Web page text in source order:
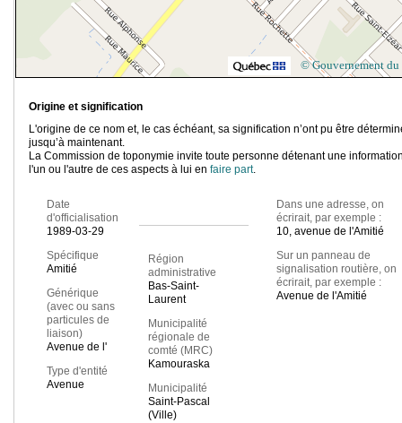
© Gouvernement du
Origine et signification
L'origine de ce nom et, le cas échéant, sa signification n’ont pu être
jusqu’à maintenant.
La Commission de toponymie invite toute personne détenant une
l'un ou l'autre de ces aspects à lui en faire part.
Date
d'officialisation
1989-03-29
Spécifique
Amitié
Générique
(avec ou sans
particules de
liaison)
Avenue de l'
Type d'entité
Avenue
Région
administrative
Bas-Saint-
Laurent
Municipalité
régionale de
comté (MRC)
Kamouraska
Municipalité
Saint-Pascal
(Ville)
Dans une adresse, on
écrirait, par exemple :
10, avenue de l'Amitié
Sur un panneau de
signalisation routière, on
écrirait, par exemple :
Avenue de l'Amitié